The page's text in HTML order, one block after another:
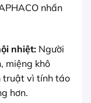
nhấn
nhiệt:Người
miệng khô
truật vì tính táo
hơn.